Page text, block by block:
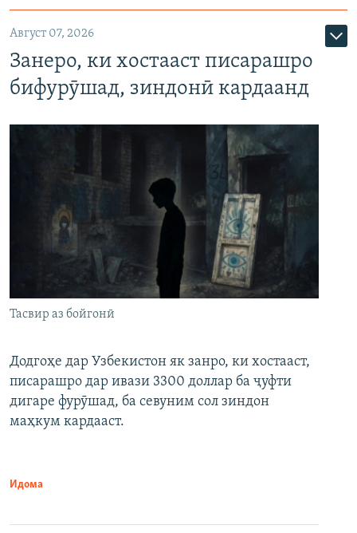
Август 07, 2026
Занеро, ки хостааст писарашро
бифурӯшад, зиндонӣ кардаанд
Тасвир аз бойгонӣ
Додгоҳе дар Узбекистон як занро, ки хостааст,
писарашро дар ивази 3300 доллар ба ҷуфти
дигаре фурӯшад, ба севуним сол зиндон
маҳкум кардааст.
Идома